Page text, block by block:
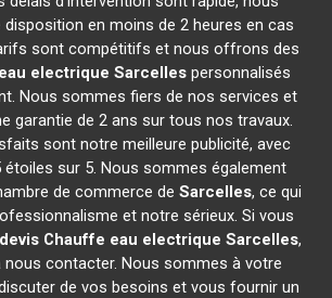
en moins de 2 heures en cas
sont compétitifs et nous offrons des
electrique Sarcellespersonnalisés
Nous sommes fiers de nos services et
garantie de 2 ans sur tous nos travaux.
sont notre meilleure publicité, avec
étoiles sur 5. Nous sommes également
de commerce deSarcelles, ce qui
et notre sérieux. Si vous
devis Chauffe eau electrique Sarcelles,
nous contacter. Nous sommes à votre
de vos besoins et vous fournir un